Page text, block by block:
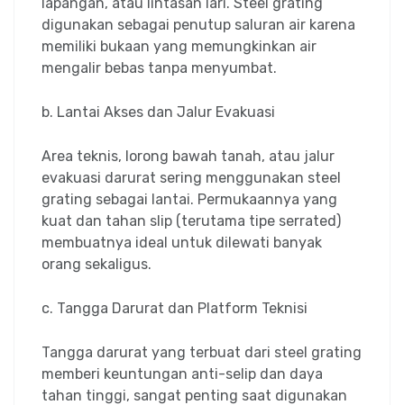
digunakan sebagai penutup saluran air karena
memiliki bukaan yang memungkinkan air
mengalir bebas tanpa menyumbat.
b. Lantai Akses dan Jalur Evakuasi
Area teknis, lorong bawah tanah, atau jalur
evakuasi darurat sering menggunakan steel
grating sebagai lantai. Permukaannya yang
kuat dan tahan slip (terutama tipe serrated)
membuatnya ideal untuk dilewati banyak
orang sekaligus.
c. Tangga Darurat dan Platform Teknisi
Tangga darurat yang terbuat dari steel grating
memberi keuntungan anti-selip dan daya
tahan tinggi, sangat penting saat digunakan